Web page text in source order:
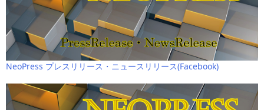
NeoPress プレスリリース・ニュースリリース(Facebook)